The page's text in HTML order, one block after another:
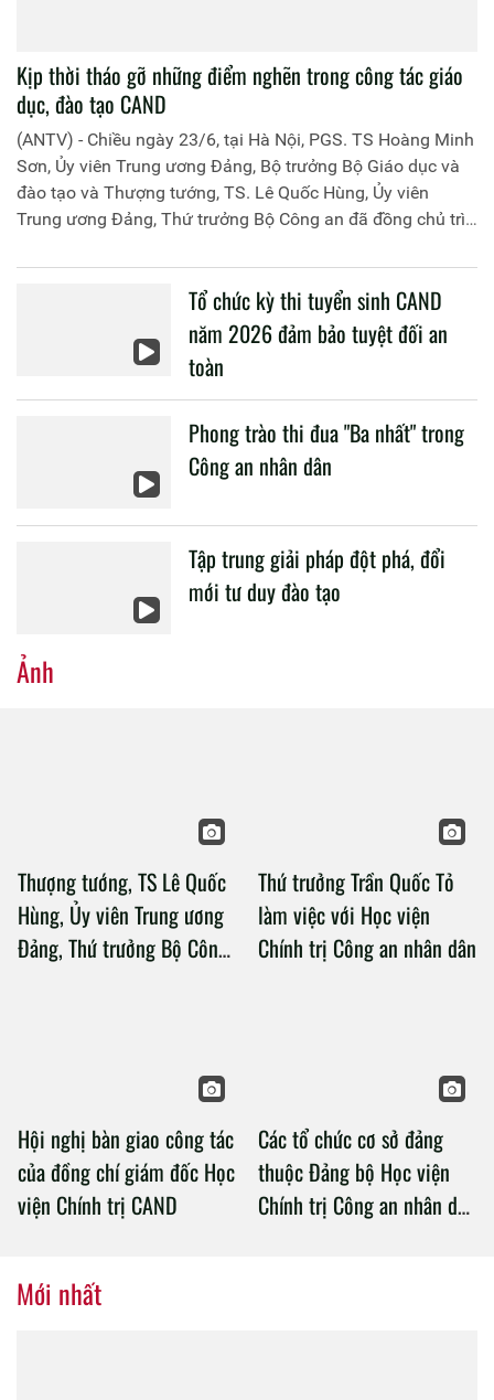
Kịp thời tháo gỡ những điểm nghẽn trong công tác giáo
dục, đào tạo CAND
(ANTV) - Chiều ngày 23/6, tại Hà Nội, PGS. TS Hoàng Minh
Sơn, Ủy viên Trung ương Đảng, Bộ trưởng Bộ Giáo dục và
đào tạo và Thượng tướng, TS. Lê Quốc Hùng, Ủy viên
Trung ương Đảng, Thứ trưởng Bộ Công an đã đồng chủ trì
liên quan đến công tác giáo dục và đào tạo của lực lượng
Tổ chức kỳ thi tuyển sinh CAND
năm 2026 đảm bảo tuyệt đối an
toàn
Phong trào thi đua "Ba nhất" trong
Công an nhân dân
Tập trung giải pháp đột phá, đổi
mới tư duy đào tạo
Ảnh
Thượng tướng, TS Lê Quốc
Hùng, Ủy viên Trung ương
Đảng, Thứ trưởng Bộ Công
Thứ trưởng Trần Quốc Tỏ
làm việc với Học viện
Chính trị Công an nhân dân
Hội nghị bàn giao công tác
của đồng chí giám đốc Học
viện Chính trị CAND
Các tổ chức cơ sở đảng
thuộc Đảng bộ Học viện
Chính trị Công an nhân dân
Mới nhất